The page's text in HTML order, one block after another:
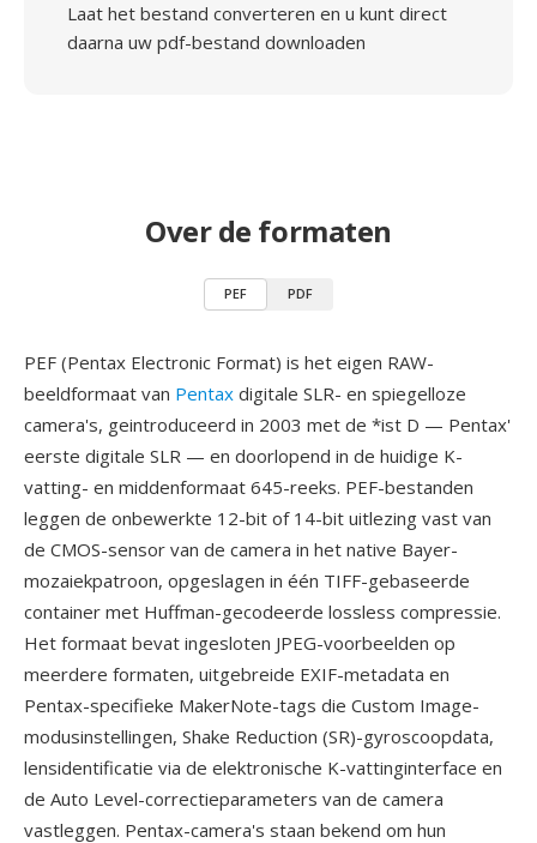
Laat het bestand converteren en u kunt direct
daarna uw pdf-bestand downloaden
Over de formaten
PEF PDF
PEF (Pentax Electronic Format) is het eigen RAW-
beeldformaat van Pentax digitale SLR- en spiegelloze
camera's, geintroduceerd in 2003 met de *ist D — Pentax'
eerste digitale SLR — en doorlopend in de huidige K-
vatting- en middenformaat 645-reeks. PEF-bestanden
leggen de onbewerkte 12-bit of 14-bit uitlezing vast van
de CMOS-sensor van de camera in het native Bayer-
mozaiekpatroon, opgeslagen in één TIFF-gebaseerde
container met Huffman-gecodeerde lossless compressie.
Het formaat bevat ingesloten JPEG-voorbeelden op
meerdere formaten, uitgebreide EXIF-metadata en
Pentax-specifieke MakerNote-tags die Custom Image-
modusinstellingen, Shake Reduction (SR)-gyroscoopdata,
lensidentificatie via de elektronische K-vattinginterface en
de Auto Level-correctieparameters van de camera
vastleggen. Pentax-camera's staan bekend om hun